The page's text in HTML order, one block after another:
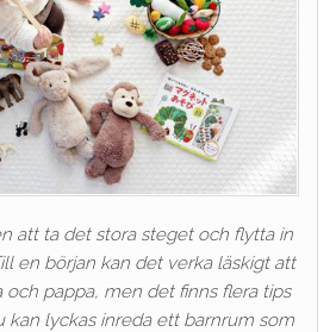
att ta det stora steget och flytta in
en början kan det verka läskigt att
och pappa, men det finns flera tips
kan lyckas inreda ett barnrum som